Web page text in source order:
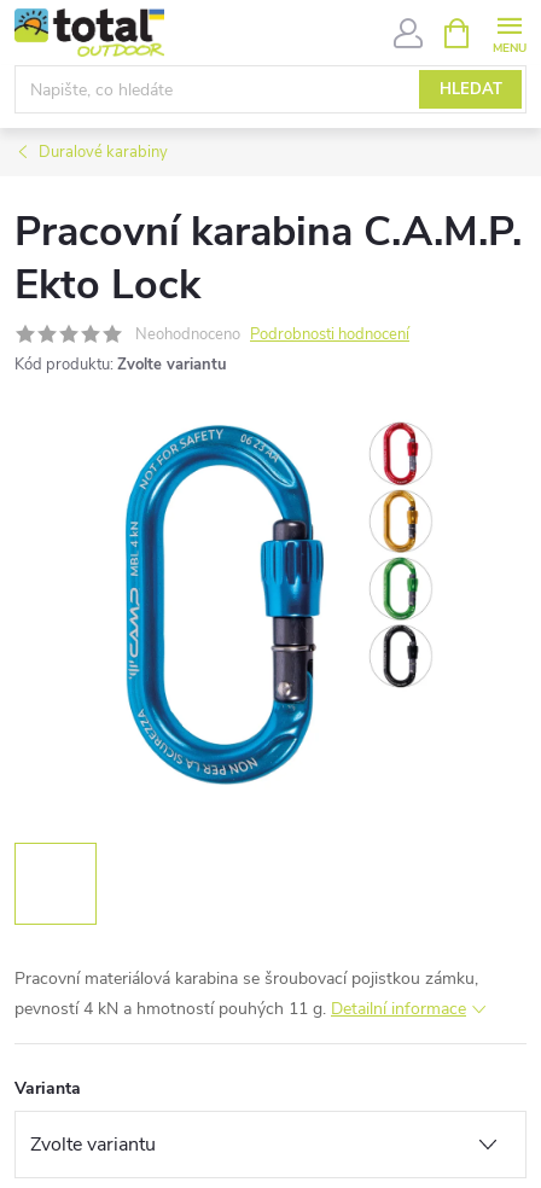
Přejít
na
obsah
HLEDAT
NÁKUPNÍ
KOŠÍK
Duralové karabiny
Pracovní karabina C.A.M.P.
Ekto Lock
Neohodnoceno Podrobnosti hodnocení
Kód produktu: Zvolte variantu
Pracovní materiálová karabina se šroubovací pojistkou zámku,
pevností 4 kN a hmotností pouhých 11 g. Detailní informace
Varianta